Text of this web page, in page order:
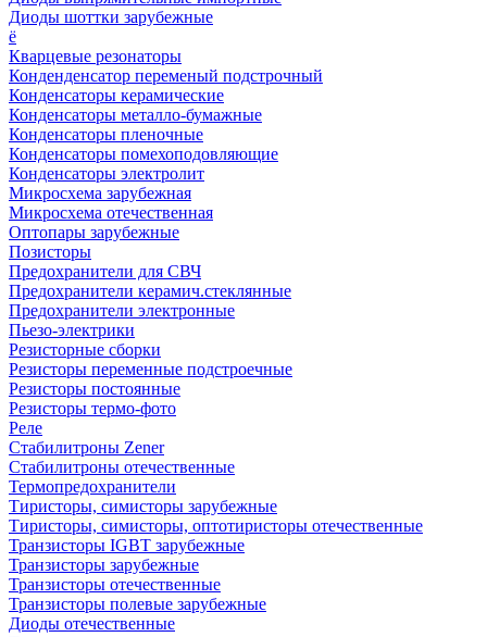
Диоды шоттки зарубежные
ё
Кварцевые резонаторы
Конденденсатор переменый подстрочный
Конденсаторы керамические
Конденсаторы металло-бумажные
Конденсаторы пленочные
Конденсаторы помехоподовляющие
Конденсаторы электролит
Микросхема зарубежная
Микросхема отечественная
Оптопары зарубежные
Позисторы
Предохранители для СВЧ
Предохранители керамич.стеклянные
Предохранители электронные
Пьезо-электрики
Резисторные сборки
Резисторы переменные подстроечные
Резисторы постоянные
Резисторы термо-фото
Реле
Стабилитроны Zener
Стабилитроны отечественные
Термопредохранители
Тиристоры, симисторы зарубежные
Тиристоры, симисторы, оптотиристоры отечественные
Транзисторы IGBT зарубежные
Транзисторы зарубежные
Транзисторы отечественные
Транзисторы полевые зарубежные
Диоды отечественные